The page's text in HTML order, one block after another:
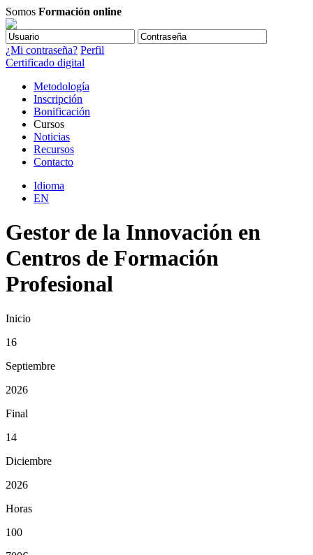
Somos Formación online
¿Mi contraseña? Perfil
Certificado digital
Metodología
Inscripción
Bonificación
Cursos
Noticias
Recursos
Contacto
Idioma
EN
Gestor de la Innovación en
Centros de Formación
Profesional
Inicio
16
Septiembre
2026
Final
14
Diciembre
2026
Horas
100